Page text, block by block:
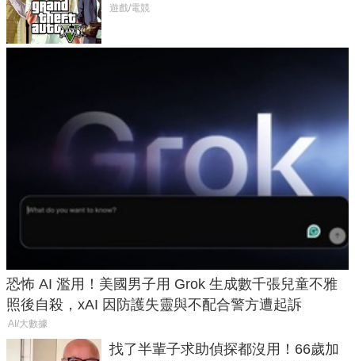
在開掛！」
遊戲/電競
恐怖 AI 濫用！美國男子用 Grok 生成數千張兒童不雅
照後自殺，xAI 因防護失靈與不配合警方遭起訴
AI/大數據
找了半輩子求助偵探都沒用！66歲加